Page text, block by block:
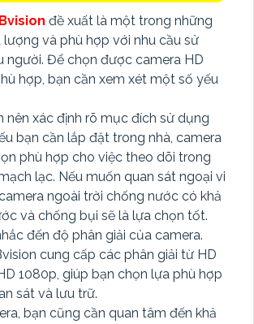
đề xuất là một trong những
và phù hợp với nhu cầu sử
người. Để chọn được camera HD
hợp, bạn cần xem xét một số yếu
nên xác định rõ mục đích sử dụng
bạn cần lắp đặt trong nhà, camera
phù hợp cho việc theo dõi trong
lạc. Nếu muốn quan sát ngoại vi
ngoài trời chống nước có khả
và chống bụi sẽ là lựa chọn tốt.
đến độ phân giải của camera.
cung cấp các phân giải từ HD
1080p, giúp bạn chọn lựa phù hợp
sát và lưu trữ.
bạn cũng cần quan tâm đến khả